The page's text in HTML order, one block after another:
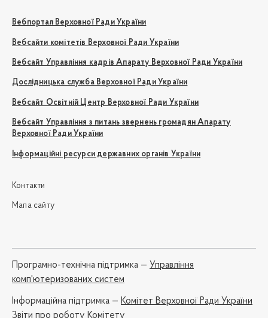
Вебпортал Верховної Ради України
Вебсайти комітетів Верховної Ради України
Вебсайт Управління кадрів Апарату Верховної Ради України
Дослідницька служба Верховної Ради України
Вебсайт Освітній Центр Верховної Ради України
Вебсайт Управління з питань звернень громадян Апарату
Верховної Ради України
Інформаційні ресурси державних органів України
Контакти
Мапа сайту
Програмно-технічна підтримка — Управління
комп'ютеризованих систем
Iнформаційна підтримка — Комітет Верховної Ради України
Звіти про роботу Комітету